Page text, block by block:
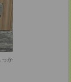
っか